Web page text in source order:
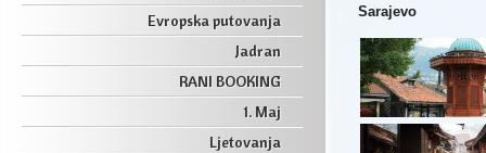
Evropska putovanja
Jadran
RANI BOOKING
1. Maj
Ljetovanja
Sarajevo